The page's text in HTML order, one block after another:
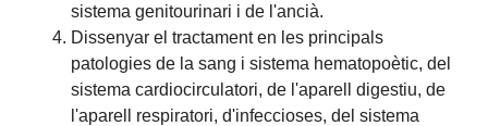
sistema genitourinari i de l'ancià.
Dissenyar el tractament en les principals
patologies de la sang i sistema hematopoètic, del
sistema cardiocirculatori, de l'aparell digestiu, de
l'aparell respiratori, d'infeccioses, del sistema